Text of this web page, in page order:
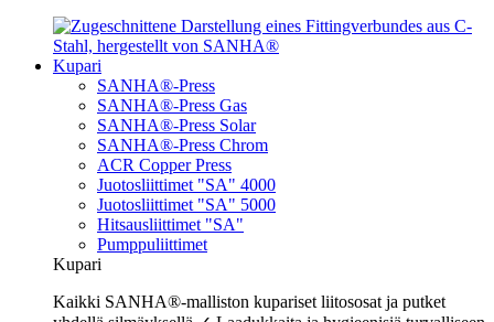
Kupari
SANHA®-Press
SANHA®-Press Gas
SANHA®-Press Solar
SANHA®-Press Chrom
ACR Copper Press
Juotosliittimet "SA" 4000
Juotosliittimet "SA" 5000
Hitsausliittimet "SA"
Pumppuliittimet
Kupari
Kaikki SANHA®-malliston kupariset liitososat ja putket